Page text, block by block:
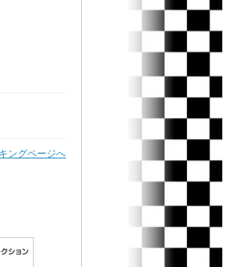
ングページへ